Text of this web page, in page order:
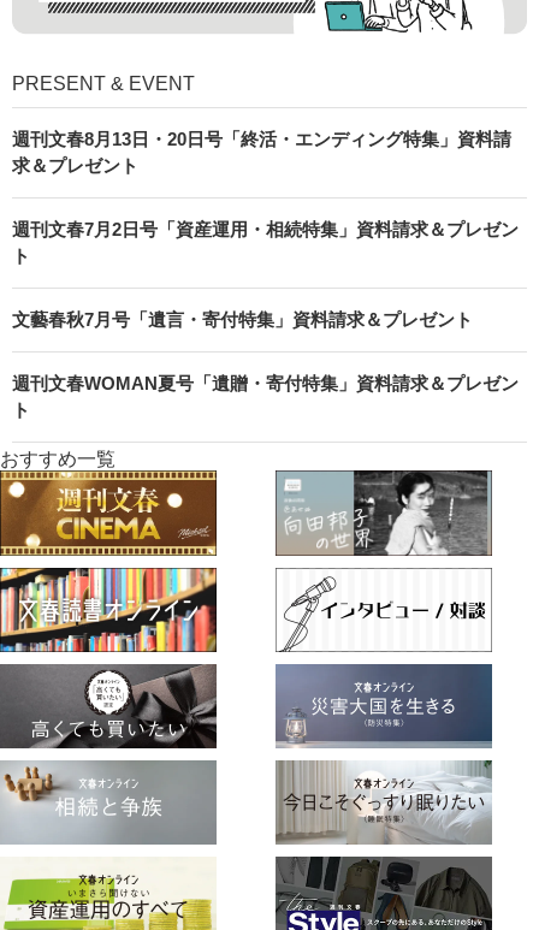
PRESENT & EVENT
週刊文春8月13日・20日号「終活・エンディング特集」資料請
求＆プレゼント
週刊文春7月2日号「資産運用・相続特集」資料請求＆プレゼン
ト
文藝春秋7月号「遺言・寄付特集」資料請求＆プレゼント
週刊文春WOMAN夏号「遺贈・寄付特集」資料請求＆プレゼン
ト
おすすめ一覧